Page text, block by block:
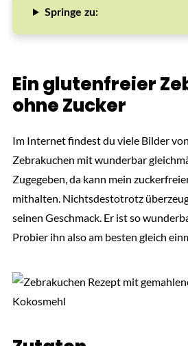
Springe zu:
Ein glutenfreier
ohne Zucker
Im Internet findest du viele Bilder
Zebrakuchen mit wunderbar
Zugegeben, da kann mein
mithalten. Nichtsdestotrotz
seinen Geschmack. Er ist so
Probier ihn also am besten gleich